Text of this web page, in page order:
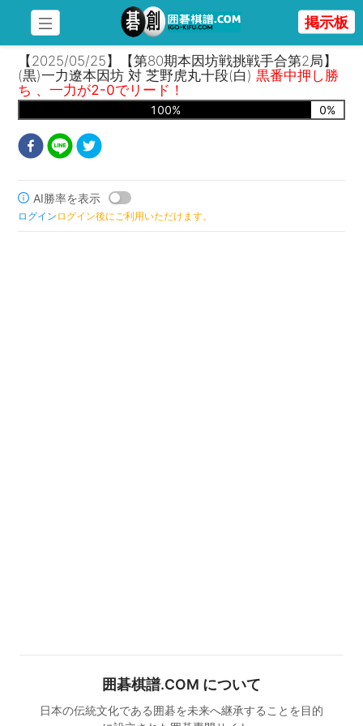
掲示板
【2025/05/25】【第80期本因坊戦挑戦手合第2局】
(黒)一力遼本因坊 対 芝野虎丸十段(白)黒番中押し勝
ち 、一力が2-0でリード！
100% 0%
AI勝率を表示
ログイン ログイン後にご利用いただけます。
囲碁棋譜.COM について
日本の伝統文化である囲碁を未来へ継承することを目的